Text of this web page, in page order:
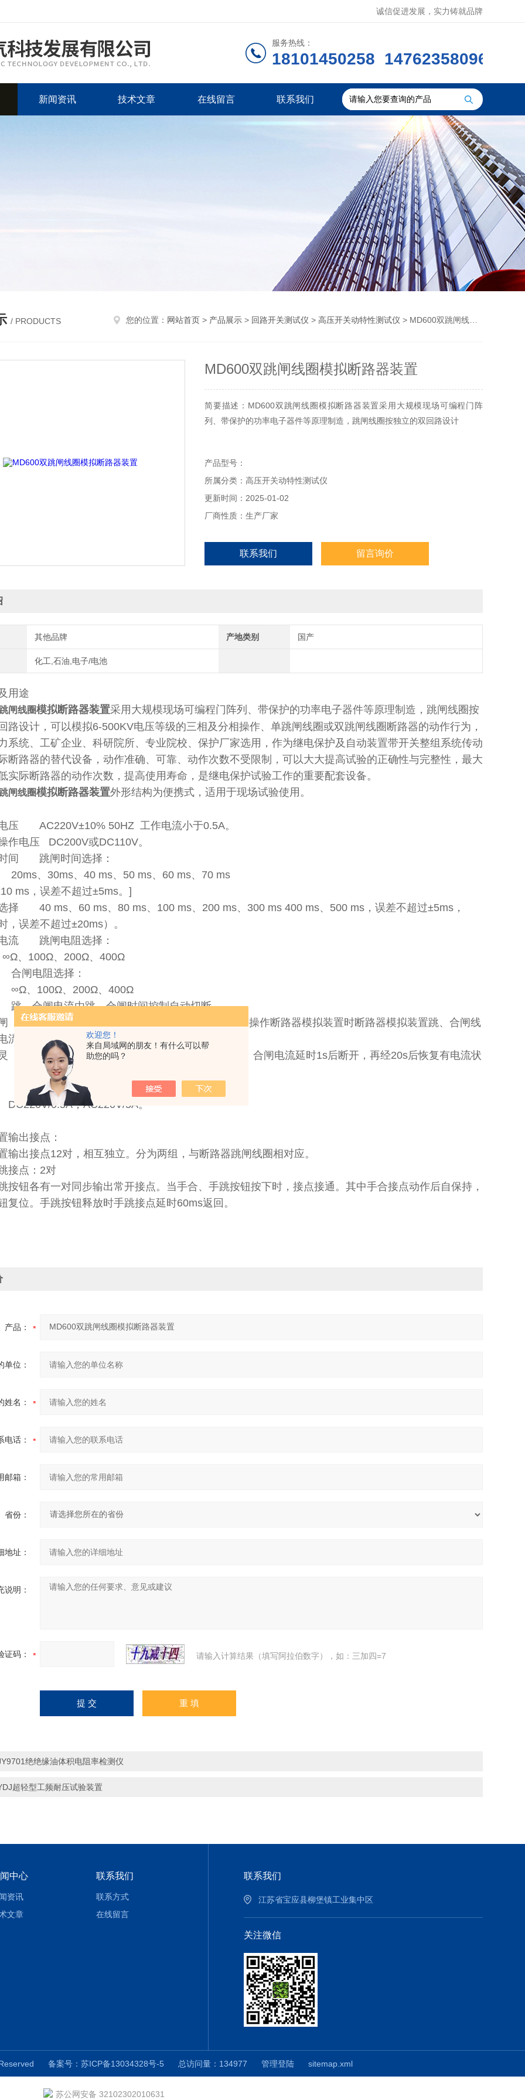
欢迎您！
来自局域网的朋友！有什么可以帮
助您的吗？
诚信促进发展，实力铸就品牌
服务热线：
18101450258 14762358096
新闻资讯 技术文章 在线留言 联系我们
/ PRODUCTS 您的位置： 网站首页 > 产品展示 > 回路开关测试仪 > 高压开关动特性测试仪 > MD600双跳闸线圈模拟断路器装置
MD600双跳闸线圈模拟断路器装置
简要描述：MD600双跳闸线圈模拟断路器装置采用大规模现场可编程门阵
列、带保护的功率电子器件等原理制造，跳闸线圈按独立的双回路设计
产品型号：
所属分类：高压开关动特性测试仪
更新时间：2025-01-02
厂商性质：生产厂家
联系我们 留言询价
其他品牌 产地类别 国产
化工,石油,电子/电池
用途
闸线圈模拟断路器装置采用大规模现场可编程门阵列、带保护的功率电子器件等原理制造，跳闸线圈按
路设计，可以模拟6-500KV电压等级的三相及分相操作、单跳闸线圈或双跳闸线圈断路器的动作行为，
系统、工矿企业、科研院所、专业院校、保护厂家选用，作为继电保护及自动装置带开关整组系统传动
断路器的替代设备，动作准确、可靠、动作次数不受限制，可以大大提高试验的正确性与完整性，最大
实际断路器的动作次数，提高使用寿命，是继电保护试验工作的重要配套设备。
闸线圈模拟断路器装置外形结构为便携式，适用于现场试验使用。
压 AC220V±10% 50HZ 工作电流小于0.5A。
作电压 DC200V或DC110V。
间 跳闸时间选择：
30ms、40 ms、50 ms、60 ms、70 ms
ms，误差不超过±5ms。]
择 40 ms、60 ms、80 ms、100 ms、200 ms、300 ms 400 ms、500 ms，误差不超过±5ms，
，误差不超过±20ms）。
流 跳闸电阻选择：
、200Ω、400Ω
阻选择：
、200Ω、400Ω
电流由跳、合闸时间控制自动切断。
当通过面板上的“手动合闸"和“手动跳闸"按钮来操作断路器模拟装置时断路器模拟装置跳、合闸线
流通过。
当按下断路器失灵按钮时，断路器不动作，跳、合闸电流延时1s后断开，再经20s后恢复有电流状
点容量：
0.5A，AC220V/5A。
输出接点：
输出接点12对，相互独立。分为两组，与断路器跳闸线圈相对应。
接点：2对
按钮各有一对同步输出常开接点。当手合、手跳按钮按下时，接点接通。其中手合接点动作后自保持，
复位。手跳按钮释放时手跳接点延时60ms返回。
产品：
单位：
姓名：
电话：
邮箱：
省份：
地址：
说明：
证码： 请输入计算结果（填写阿拉伯数字），如：三加四=7
绝绝缘油体积电阻率检测仪
超轻型工频耐压试验装置
中心
资讯
文章
联系我们
联系方式
在线留言
联系我们
江苏省宝应县柳堡镇工业集中区
关注微信
Reserved 备案号：苏ICP备13034328号-5 总访问量：134977 管理登陆 sitemap.xml
苏公网安备 32102302010631